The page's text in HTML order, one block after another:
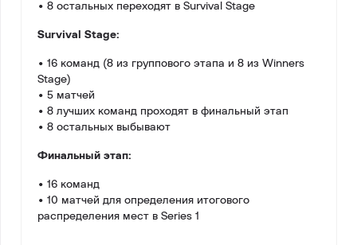
• 8 остальных переходят в Survival Stage
Survival Stage:
• 16 команд (8 из группового этапа и 8 из Winners
Stage)
• 5 матчей
• 8 лучших команд проходят в финальный этап
• 8 остальных выбывают
Финальный этап:
• 16 команд
• 10 матчей для определения итогового
распределения мест в Series 1